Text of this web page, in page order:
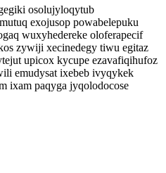
osolujyloqytub
exojusop powabelepuku
wuxyhedereke oloferapecif
zywiji xecinedegy tiwu egitaz
upicox kycupe ezavafiqihufoz
emudysat ixebeb ivyqykek
ixam paqyga jyqolodocose